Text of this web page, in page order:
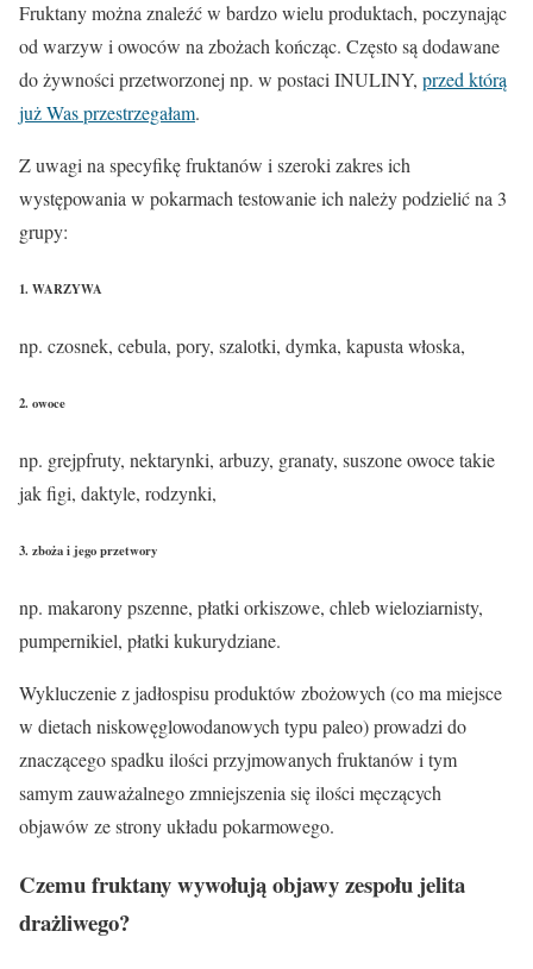
Fruktany można znaleźć w bardzo wielu produktach, poczynając
od warzyw i owoców na zbożach kończąc. Często są dodawane
do żywności przetworzonej np. w postaci INULINY, przed którą
już Was przestrzegałam.
Z uwagi na specyfikę fruktanów i szeroki zakres ich
występowania w pokarmach testowanie ich należy podzielić na 3
grupy:
1. WARZYWA
np. czosnek, cebula, pory, szalotki, dymka, kapusta włoska,
2. owoce
np. grejpfruty, nektarynki, arbuzy, granaty, suszone owoce takie
jak figi, daktyle, rodzynki,
3. zboża i jego przetwory
np. makarony pszenne, płatki orkiszowe, chleb wieloziarnisty,
pumpernikiel, płatki kukurydziane.
Wykluczenie z jadłospisu produktów zbożowych (co ma miejsce
w dietach niskowęglowodanowych typu paleo) prowadzi do
znaczącego spadku ilości przyjmowanych fruktanów i tym
samym zauważalnego zmniejszenia się ilości męczących
objawów ze strony układu pokarmowego.
Czemu fruktany wywołują objawy zespołu jelita
drażliwego?